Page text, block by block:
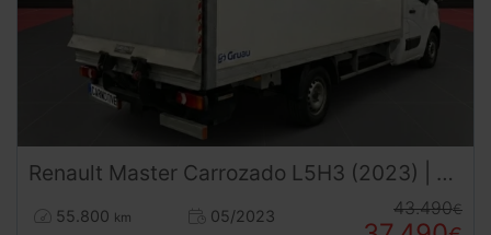
Renault Master Carrozado L5H3 (2023) | Caja 4,60m | Trampilla | 3500kg | Carnet B
55.800 km
05/2023
43.490€